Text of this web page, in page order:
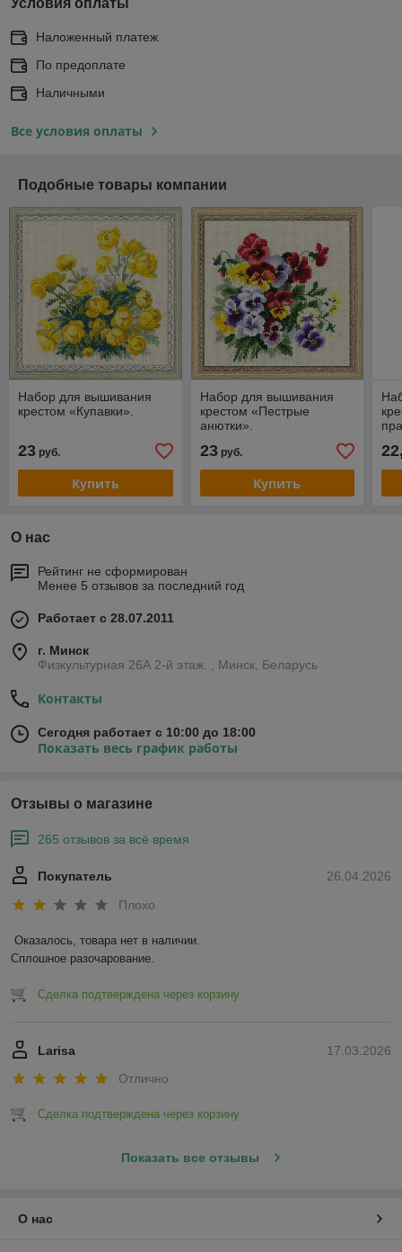
Наложенный платеж
По предоплате
Наличными
Все условия оплаты
Подобные товары компании
Набор для вышивания
крестом «Купавки».
23 руб.
Купить
Набор для вышивания
крестом «Пестрые
анютки».
23руб.
Купить
О нас
Рейтинг не сформирован
Менее 5 отзывов за последний год
Работает с 28.07.2011
г. Минск
Физкультурная 26А 2-й этаж. , Минск, Беларусь
Контакты
Сегодня работает с 10:00 до 18:00
Показать весь график работы
Отзывы о магазине
265 отзывов за всё время
26.04.2026
Покупатель
Плохо
Оказалось, товара нет в наличии.
Сплошное разочарование.
Сделка подтверждена через корзину
17.03.2026
Larisa
Отлично
Сделка подтверждена через корзину
Показать все отзывы
О нас